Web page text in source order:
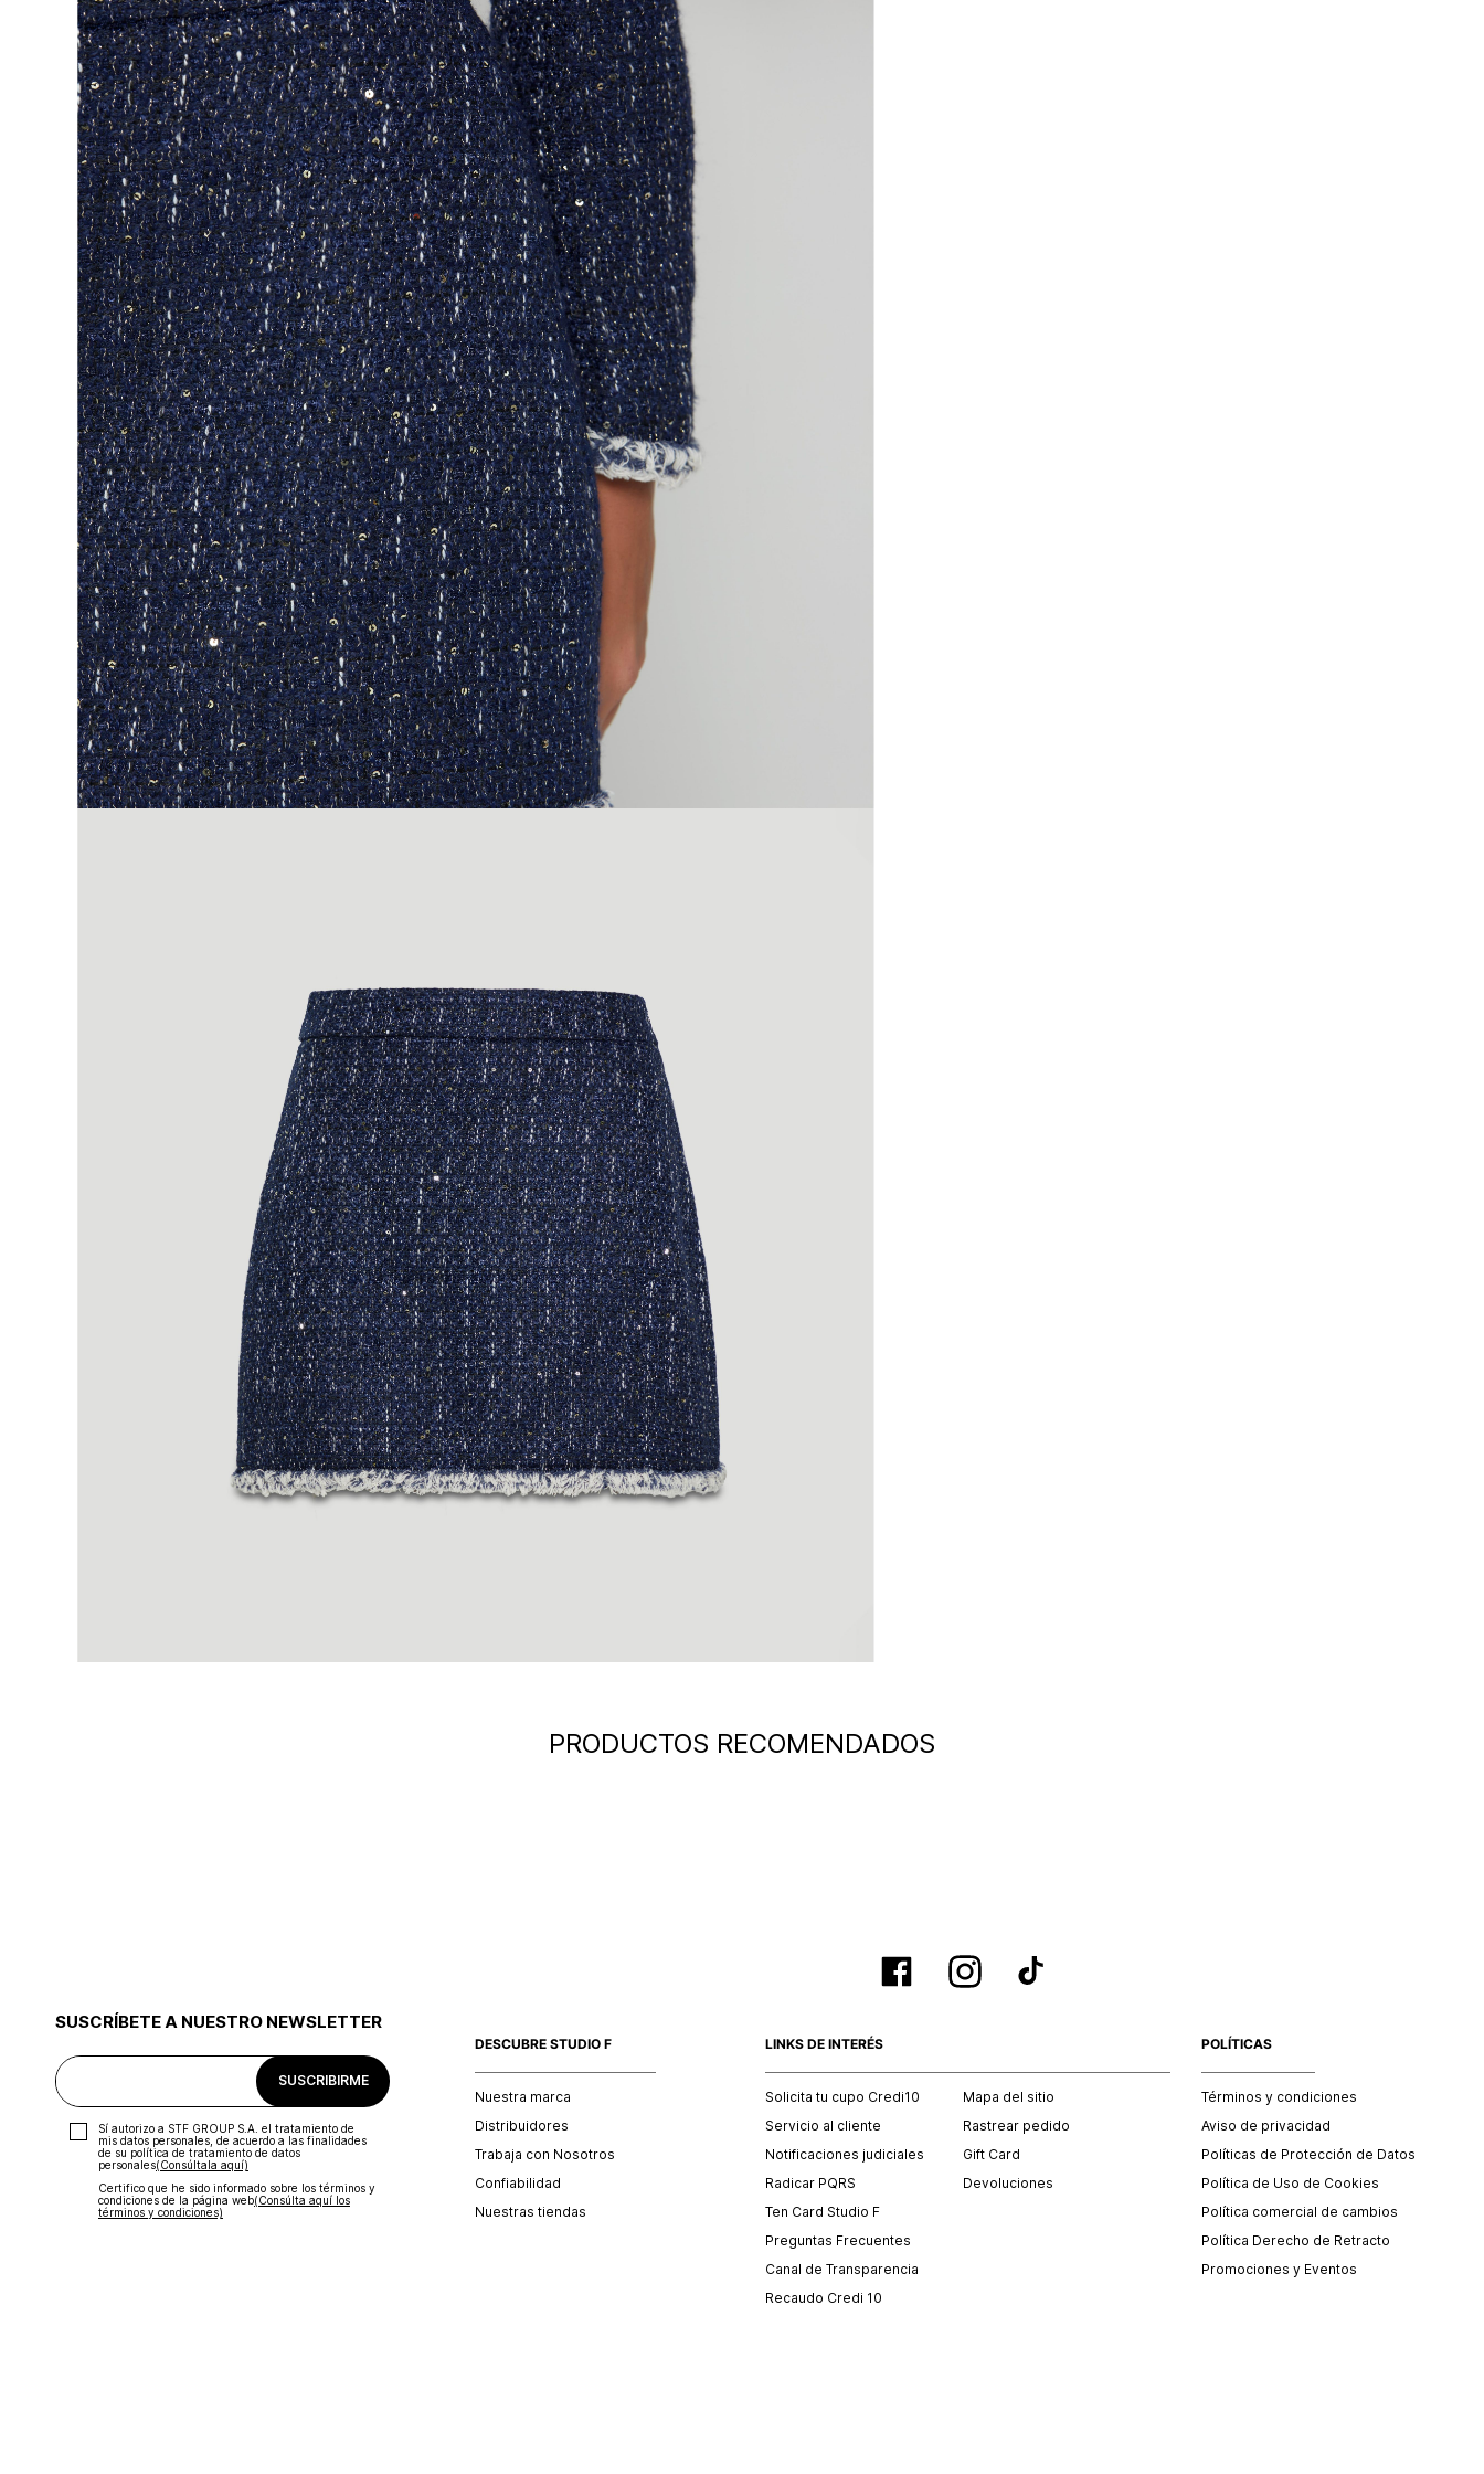
PRODUCTOS RECOMENDADOS
SUSCRÍBETE A NUESTRO NEWSLETTER
SUSCRIBIRME
Sí autorizo a STF GROUP S.A. el tratamiento de
mis datos personales, de acuerdo a las finalidades
de su política de tratamiento de datos
personales‎(Consúltala aquí)
Certifico que he sido informado sobre los términos y
condiciones de la página web‎(Consúlta aquí los
términos y condiciones)
DESCUBRE STUDIO F
Nuestra marca
Distribuidores
Trabaja con Nosotros
Confiabilidad
Nuestras tiendas
LINKS DE INTERÉS
Solicita tu cupo Credi10
Servicio al cliente
Notificaciones judiciales
Radicar PQRS
Ten Card Studio F
Preguntas Frecuentes
Canal de Transparencia
Recaudo Credi 10
Mapa del sitio
Rastrear pedido
Gift Card
Devoluciones
POLÍTICAS
Términos y condiciones
Aviso de privacidad
Políticas de Protección de Datos
Política de Uso de Cookies
Política comercial de cambios
Política Derecho de Retracto
Promociones y Eventos